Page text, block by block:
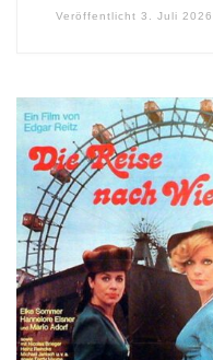
Veröffentlicht 3. Juli 2026